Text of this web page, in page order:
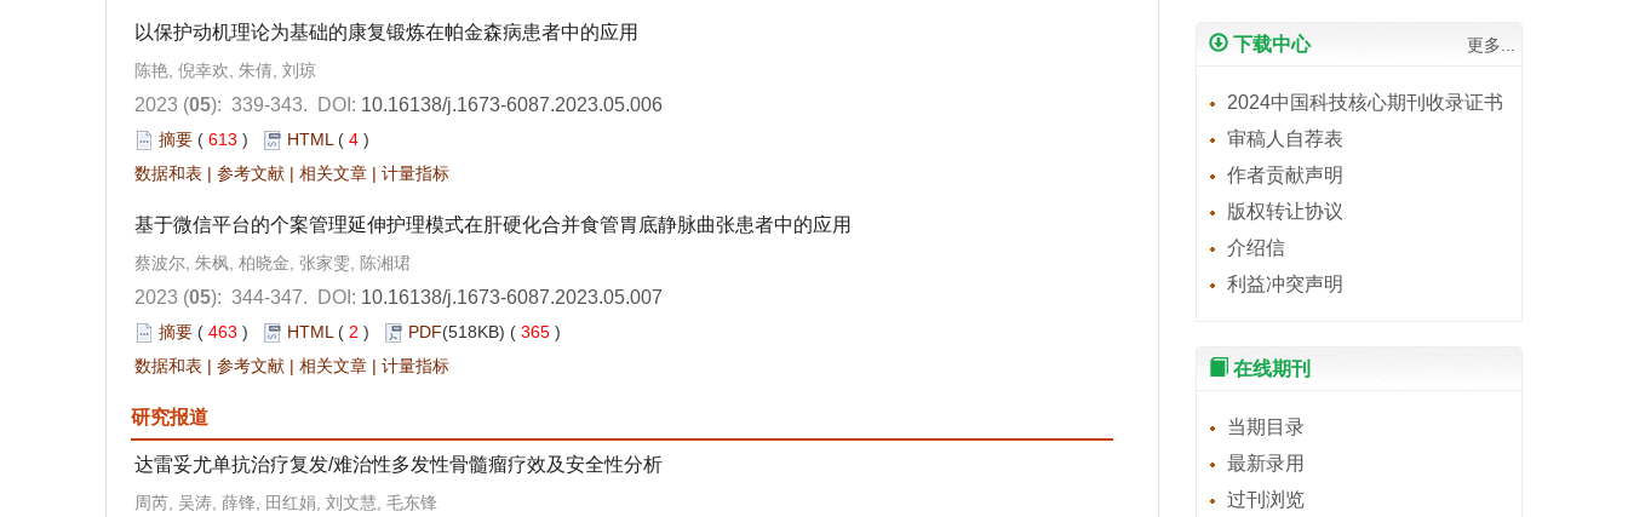
以保护动机理论为基础的康复锻炼在帕金森病患者中的应用
陈艳, 倪幸欢, 朱倩, 刘琼
2023 (05): 339-343. DOI: 10.16138/j.1673-6087.2023.05.006
摘要 ( 613 ) HTML ( 4 )
数据和表 | 参考文献 | 相关文章 | 计量指标
基于微信平台的个案管理延伸护理模式在肝硬化合并食管胃底静脉曲张患者中的应用
蔡波尔, 朱枫, 柏晓金, 张家雯, 陈湘珺
2023 (05): 344-347. DOI: 10.16138/j.1673-6087.2023.05.007
摘要 ( 463 ) HTML ( 2 ) PDF(518KB) ( 365 )
数据和表 | 参考文献 | 相关文章 | 计量指标
研究报道
达雷妥尤单抗治疗复发/难治性多发性骨髓瘤疗效及安全性分析
周芮, 吴涛, 薛锋, 田红娟, 刘文慧, 毛东锋
下载中心 更多...
2024中国科技核心期刊收录证书
审稿人自荐表
作者贡献声明
版权转让协议
介绍信
利益冲突声明
在线期刊
当期目录
最新录用
过刊浏览